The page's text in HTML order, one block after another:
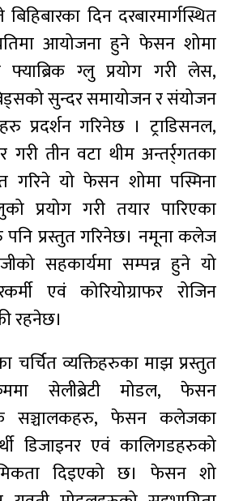
दिन दरबारमार्गस्थित
आयोजना हुने फेसन शोमा
फ्याब्रिक ग्लु प्रयोग गरी लेस,
सुन्दर समायोजन र संयोजन
प्रदर्शन गरिनेछ । ट्राडिसनल,
तीन वटा थीम अन्तर्र्गतका
गरिने यो फेसन शोमा पस्मिना
प्रयोग गरी तयार पारिएका
प्रस्तुत गरिनेछ। नमूना कलेज
सहकार्यमा सम्पन्न हुने यो
एवं कोरियोग्राफर रोजिन
रहनेछ।
व्यक्तिहरुका माझ प्रस्तुत
सेलीब्रेटी मोडल, फेसन
सञ्चालकहरु, फेसन कलेजका
डिजाइनर एवं कालिगडहरुको
दिइएको छ। फेसन शो